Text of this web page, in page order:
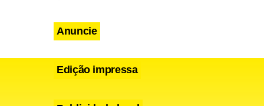
Anuncie
Edição impressa